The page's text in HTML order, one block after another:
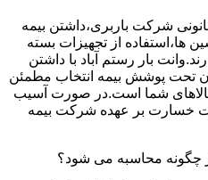
شرکت باربری،داشتن بیمه
ها،استفاده از تجهیزات بسته
بار رستم آباد با داشتن
تحت پوشش بیمه انتخاب مطمئن
شما است.در صورت آسیب
خسارت بر عهده شرکت بیمه
چگونه محاسبه می شود؟